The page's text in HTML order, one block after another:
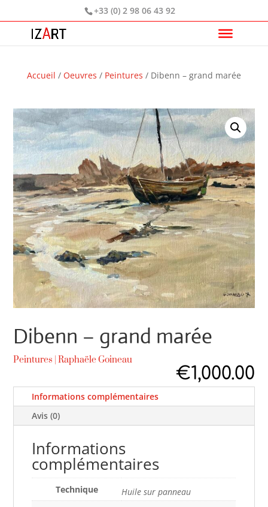
+33 (0) 2 98 06 43 92
Accueil / Oeuvres / Peintures / Dibenn – grand marée
Dibenn – grand marée
Peintures |Raphaële Goineau
€1,000.00
Informations complémentaires
Avis (0)
Informations
complémentaires
Technique
Huile sur panneau